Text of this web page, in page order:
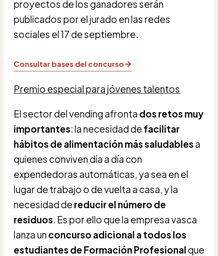
proyectos de los ganadores serán
publicados por el jurado en las redes
sociales el 17 de septiembre.
Consultar bases del concurso→
Premio especial para jóvenes talentos
El sector del vending afronta dos retos muy
importantes: la necesidad de facilitar
hábitos de alimentación más saludables a
quienes conviven día a día con
expendedoras automáticas, ya sea en el
lugar de trabajo o de vuelta a casa, y la
necesidad de reducir el número de
residuos. Es por ello que la empresa vasca
lanza un concurso adicional a todos los
estudiantes de Formación Profesional que